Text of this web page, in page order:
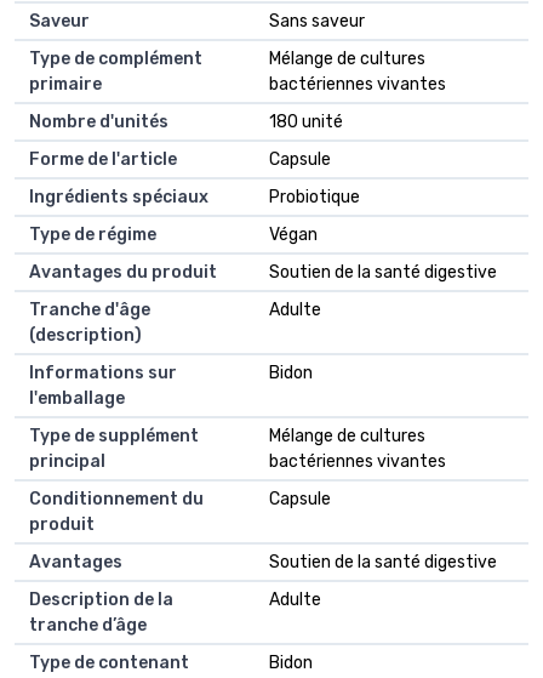
Saveur
Sans saveur
Type de complément
primaire
Mélange de cultures
bactériennes vivantes
Nombre d'unités
180 unité
Forme de l'article
Capsule
Ingrédients spéciaux
Probiotique
Type de régime
Végan
Avantages du produit
Soutien de la santé digestive
Tranche d'âge
(description)
Adulte
Informations sur
l'emballage
Bidon
Type de supplément
principal
Mélange de cultures
bactériennes vivantes
Conditionnement du
produit
Capsule
Avantages
Soutien de la santé digestive
Description de la
tranche d’âge
Adulte
Type de contenant
Bidon